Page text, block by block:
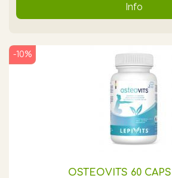
Info
OSTEOVITS 60
-10%